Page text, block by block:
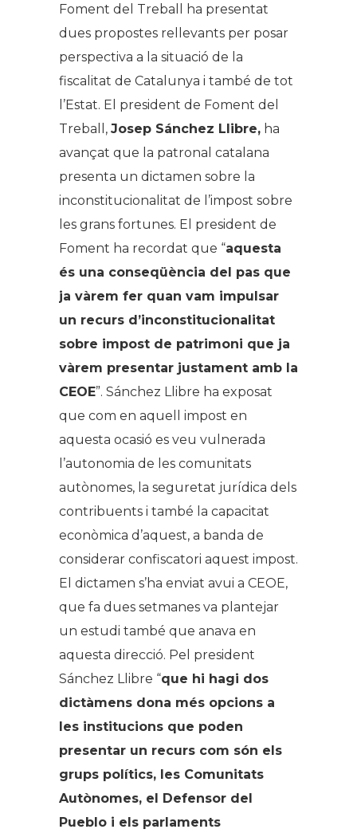
Foment del Treball ha presentat
dues propostes rellevants per posar
perspectiva a la situació de la
fiscalitat de Catalunya i també de tot
l’Estat. El president de Foment del
Treball, Josep Sánchez Llibre, ha
avançat que la patronal catalana
presenta un dictamen sobre la
inconstitucionalitat de l’impost sobre
les grans fortunes. El president de
Foment ha recordat que “aquesta
és una conseqüència del pas que
ja vàrem fer quan vam impulsar
un recurs d’inconstitucionalitat
sobre impost de patrimoni que ja
vàrem presentar justament amb la
CEOE”. Sánchez Llibre ha exposat
que com en aquell impost en
aquesta ocasió es veu vulnerada
l’autonomia de les comunitats
autònomes, la seguretat jurídica dels
contribuents i també la capacitat
econòmica d’aquest, a banda de
considerar confiscatori aquest impost.
El dictamen s’ha enviat avui a CEOE,
que fa dues setmanes va plantejar
un estudi també que anava en
aquesta direcció. Pel president
Sánchez Llibre “que hi hagi dos
dictàmens dona més opcions a
les institucions que poden
presentar un recurs com són els
grups polítics, les Comunitats
Autònomes, el Defensor del
Pueblo i els parlaments